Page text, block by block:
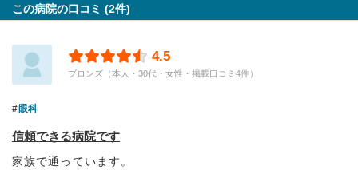
この病院の口コミ (2件)
4.5
ブロンズ（本人・30代・女性・掲載口コミ4件）
眼科
信頼できる病院です
家族で通っています。